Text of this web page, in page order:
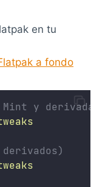
en tu
a fondo
y derivadas